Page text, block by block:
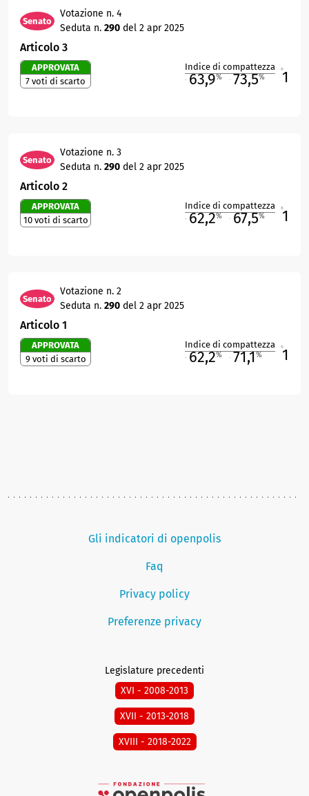
Senato
Votazione n. 4
Seduta n. 290 del 2 apr 2025
Articolo 3
APPROVATA
7 voti di scarto
Indice di compattezza
63,9% 73,5% 1
Senato
Votazione n. 3
Seduta n. 290 del 2 apr 2025
Articolo 2
APPROVATA
10 voti di scarto
Indice di compattezza
62,2% 67,5% 1
Senato
Votazione n. 2
Seduta n. 290 del 2 apr 2025
Articolo 1
APPROVATA
9 voti di scarto
Indice di compattezza
62,2% 71,1% 1
Gli indicatori di openpolis
Faq
Privacy policy
Preferenze privacy
Legislature precedenti
XVI - 2008-2013
XVII - 2013-2018
XVIII - 2018-2022